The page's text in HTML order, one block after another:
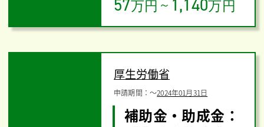
57万円 ～ 1,140万円
厚生労働省
申請期間：〜2024年01月31日
補助金・助成金：